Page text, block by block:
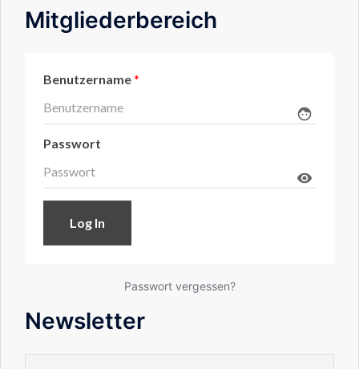
Mitgliederbereich
Benutzername*
face
Passwort
visibility
Passwort vergessen?
Newsletter